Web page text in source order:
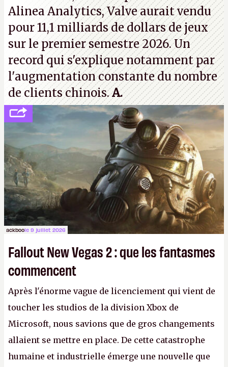
Alinea Analytics, Valve aurait vendu
pour 11,1 milliards de dollars de jeux
sur le premier semestre 2026. Un
record qui s'explique notamment par
l'augmentation constante du nombre
de clients chinois.A.
ackboole 9 juillet 2026
Fallout New Vegas 2 : que les fantasmes
commencent
Après l'énorme vague de licenciement qui vient de
toucher les studios de la division Xbox de
Microsoft, nous savions que de gros changements
allaient se mettre en place. De cette catastrophe
humaine et industrielle émerge une nouvelle que